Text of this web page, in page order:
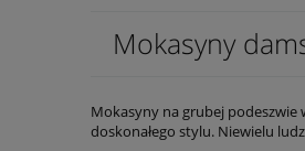
Mokasyny
Mokasyny na grubej podeszwie
doskonałego stylu. Niewielu